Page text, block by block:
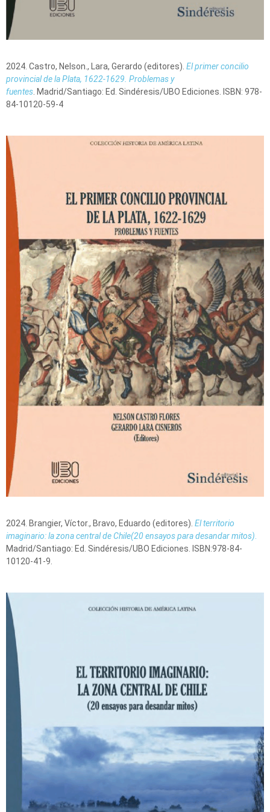
2024. Castro, Nelson., Lara, Gerardo (editores). El primer concilio
provincial de la Plata, 1622-1629. Problemas y
fuentes . Madrid/Santiago: Ed. Sindéresis/UBO Ediciones. ISBN: 978-
84-10120-59-4
2024. Brangier, Víctor., Bravo, Eduardo (editores). El territorio
imaginario: la zona central de Chile(20 ensayos para desandar mitos).
Madrid/Santiago: Ed. Sindéresis/UBO Ediciones. ISBN:978-84-
10120-41-9.